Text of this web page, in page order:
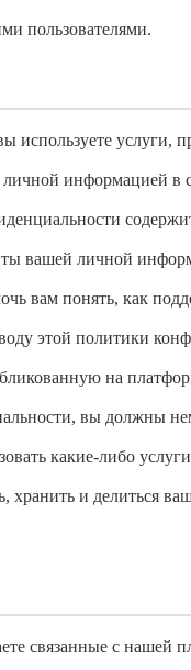
пользователями.
услуги,
информацией в
вашей личной
вам понять, как
этой политики
на
вы должны
какие-либо
хранить и делиться
связанные с нашей